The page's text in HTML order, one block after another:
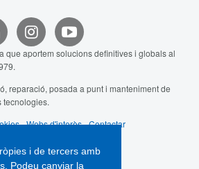
i de tercers amb
Podeu canviar la
que aportem solucions definitives i globals al
reparació, posada a punt i manteniment de
tecnologies.
-Webs d'interès-Contactar